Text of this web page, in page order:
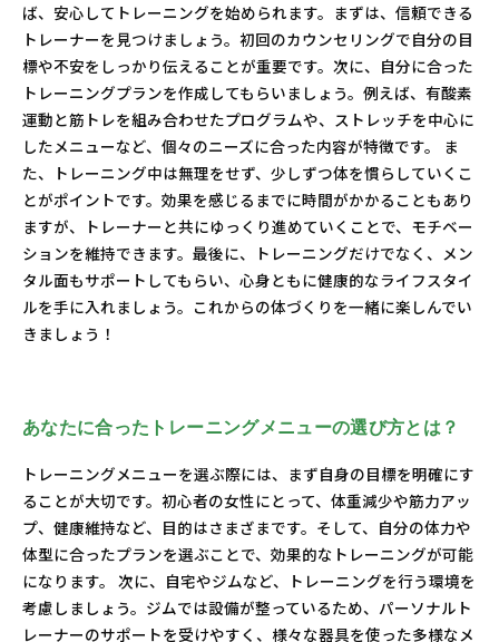
ば、安心してトレーニングを始められます。まずは、信頼できる
トレーナーを見つけましょう。初回のカウンセリングで自分の目
標や不安をしっかり伝えることが重要です。次に、自分に合った
トレーニングプランを作成してもらいましょう。例えば、有酸素
運動と筋トレを組み合わせたプログラムや、ストレッチを中心に
したメニューなど、個々のニーズに合った内容が特徴です。 ま
た、トレーニング中は無理をせず、少しずつ体を慣らしていくこ
とがポイントです。効果を感じるまでに時間がかかることもあり
ますが、トレーナーと共にゆっくり進めていくことで、モチベー
ションを維持できます。最後に、トレーニングだけでなく、メン
タル面もサポートしてもらい、心身ともに健康的なライフスタイ
ルを手に入れましょう。これからの体づくりを一緒に楽しんでい
きましょう！
あなたに合ったトレーニングメニューの選び方とは？
トレーニングメニューを選ぶ際には、まず自身の目標を明確にす
ることが大切です。初心者の女性にとって、体重減少や筋力アッ
プ、健康維持など、目的はさまざまです。そして、自分の体力や
体型に合ったプランを選ぶことで、効果的なトレーニングが可能
になります。 次に、自宅やジムなど、トレーニングを行う環境を
考慮しましょう。ジムでは設備が整っているため、パーソナルト
レーナーのサポートを受けやすく、様々な器具を使った多様なメ